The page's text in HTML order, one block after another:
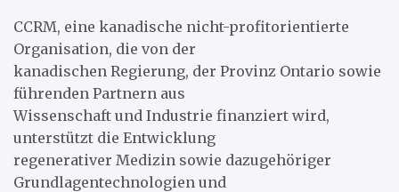
CCRM, eine kanadische nicht-profitorientierte
Organisation, die von der
kanadischen Regierung, der Provinz Ontario sowie
führenden Partnern aus
Wissenschaft und Industrie finanziert wird,
unterstützt die Entwicklung
regenerativer Medizin sowie dazugehöriger
Grundlagentechnologien und